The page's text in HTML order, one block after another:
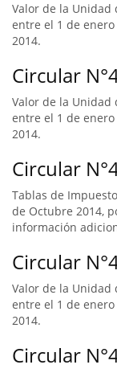
Valor de la Unidad
entre el 1 de
2014.
Circular
Valor de la Unidad
entre el 1 de
2014.
Circular
Tablas de
de Octubre 2014,
información
Circular
Valor de la Unidad
entre el 1 de
2014.
Circular